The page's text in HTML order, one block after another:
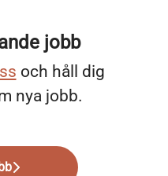
jobb
och håll dig
nya jobb.